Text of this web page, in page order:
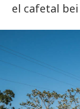
el cafetal